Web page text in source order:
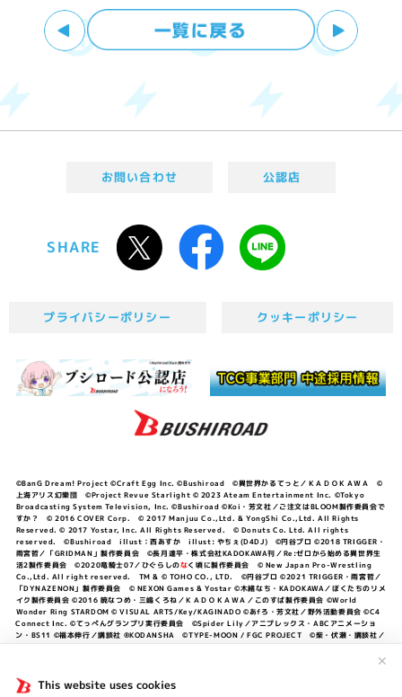
This website uses cookies
✕
お問い合わせ 公認店
SHARE
プライバシーポリシー クッキーポリシー
©BanG Dream! Project ©Craft Egg Inc. ©Bushiroad ©異世界かるてっと／ＫＡＤＯＫＡＷＡ ©
上海アリス幻樂団 ©Project Revue Starlight © 2023 Ateam Entertainment Inc. ©Tokyo
Broadcasting System Television, Inc. ©Bushiroad ©Koi・芳文社／ご注文はBLOOM製作委員会で
すか？ © 2016 COVER Corp. © 2017 Manjuu Co.,Ltd. & YongShi Co.,Ltd. All Rights
Reserved. © 2017 Yostar, Inc. All Rights Reserved. © Donuts Co. Ltd. All rights
reserved. ©Bushiroad illust：西あすか illust: やちぇ(D4DJ) ©円谷プロ ©2018 TRIGGER・
雨宮哲／「GRIDMAN」製作委員会 ©長月達平・株式会社KADOKAWA刊／Re:ゼロから始める異世界生
活2製作委員会 ©2020竜騎士07／ひぐらしのなく頃に製作委員会 © New Japan Pro-Wrestling
Co.,Ltd. All right reserved. TM & © TOHO CO., LTD. ©円谷プロ ©2021 TRIGGER・雨宮哲／
「DYNAZENON」製作委員会 © NEXON Games & Yostar ©木緒なち・KADOKAWA／ぼくたちのリメ
イク製作委員会 ©2016 暁なつめ・三嶋くろね／ＫＡＤＯＫＡＷＡ／このすば製作委員会 ©World
Wonder Ring STARDOM © VISUAL ARTS/Key/KAGINADO ©あfろ・芳文社／野外活動委員会 ©C4
Connect Inc. ©てっぺんグランプリ実行委員会 ©Spider Lily／アニプレックス・ABCアニメーショ
ン・BS11 ©福本伸行／講談社 ®KODANSHA ©TYPE-MOON / FGC PROJECT ©柴・伏瀬・講談社／
©中村力斗・野澤ゆき子／集英社・君のことが大大大大大好きな製作委員会 ©IIS-P／ぽんのみち製作委
員会 ©円谷プロ ©2023 TRIGGER・雨宮哲／「劇場版グリッドマンユニバース」製作委員会 © NEXON